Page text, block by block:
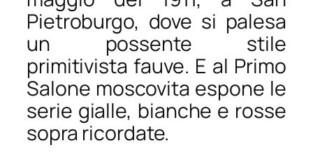
Pietroburgo, dove si palesa
un possente stile
primitivistafauve. E al Primo
Salone moscovita espone le
serie gialle, bianche e rosse
sopra ricordate.